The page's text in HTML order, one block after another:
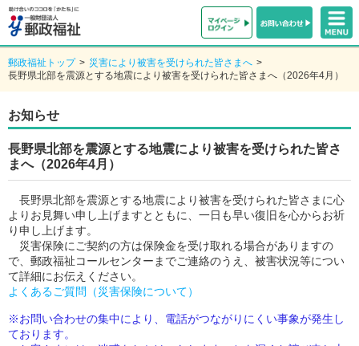
郵政福祉トップ > 災害により被害を受けられた皆さまへ >
長野県北部を震源とする地震により被害を受けられた皆さまへ（2026年4月）
お知らせ
長野県北部を震源とする地震により被害を受けられた皆さ
まへ（2026年4月）
長野県北部を震源とする地震により被害を受けられた皆さまに心
よりお見舞い申し上げますとともに、一日も早い復旧を心からお祈
り申し上げます。
災害保険にご契約の方は保険金を受け取れる場合がありますの
で、郵政福祉コールセンターまでご連絡のうえ、被害状況等につい
て詳細にお伝えください。
よくあるご質問（災害保険について）
※お問い合わせの集中により、電話がつながりにくい事象が発生し
ております。